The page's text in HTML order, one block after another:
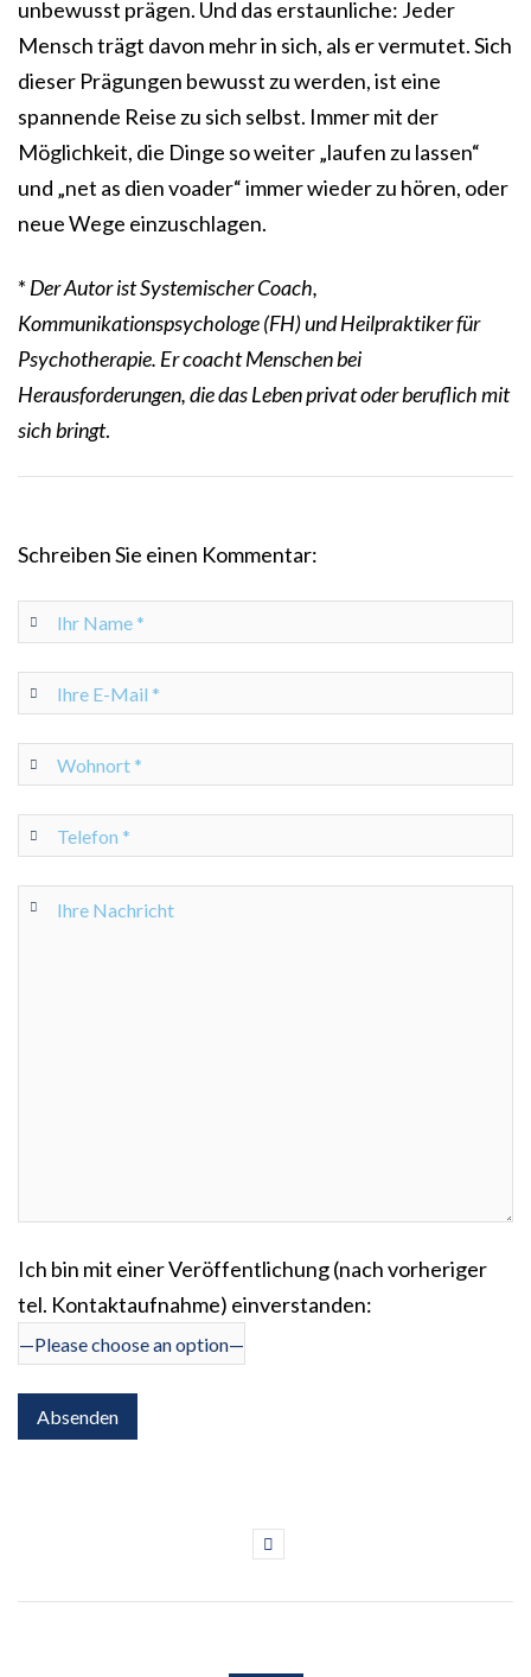
unbewusst prägen. Und das erstaunliche: Jeder
Mensch trägt davon mehr in sich, als er vermutet. Sich
dieser Prägungen bewusst zu werden, ist eine
spannende Reise zu sich selbst. Immer mit der
Möglichkeit, die Dinge so weiter „laufen zu lassen“
und „net as dien voader“ immer wieder zu hören, oder
neue Wege einzuschlagen.
* Der Autor ist Systemischer Coach,
Kommunikationspsychologe (FH) und Heilpraktiker für
Psychotherapie. Er coacht Menschen bei
Herausforderungen, die das Leben privat oder beruflich mit
sich bringt.
Schreiben Sie einen Kommentar:
Ich bin mit einer Veröffentlichung (nach vorheriger
tel. Kontaktaufnahme) einverstanden: